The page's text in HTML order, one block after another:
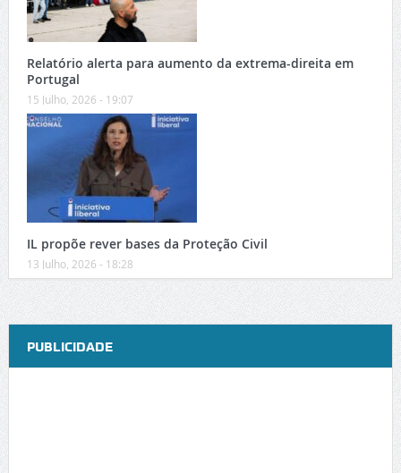
Relatório alerta para aumento da extrema-direita em
Portugal
15 Julho, 2026 - 19:07
IL propõe rever bases da Proteção Civil
13 Julho, 2026 - 18:28
PUBLICIDADE